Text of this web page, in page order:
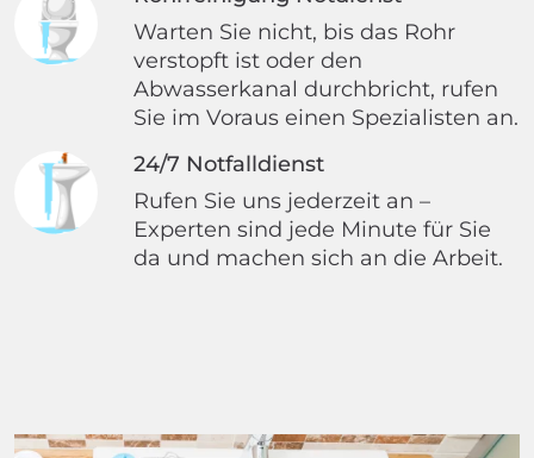
Warten Sie nicht, bis das Rohr
verstopft ist oder den
Abwasserkanal durchbricht, rufen
Sie im Voraus einen Spezialisten an.
24/7 Notfalldienst
Rufen Sie uns jederzeit an –
Experten sind jede Minute für Sie
da und machen sich an die Arbeit.